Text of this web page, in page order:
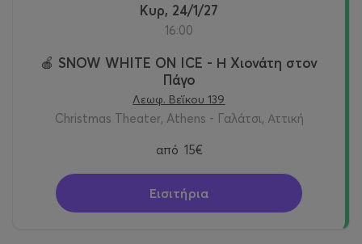
Κυρ, 24/1/27
16:00
🍎 SNOW WHITE ON ICE - Η Χιονάτη στον
Πάγο
Λεωφ. Βεΐκου 139
Christmas Theater, Athens - Γαλάτσι, Αττική
από 15€
Εισιτήρια